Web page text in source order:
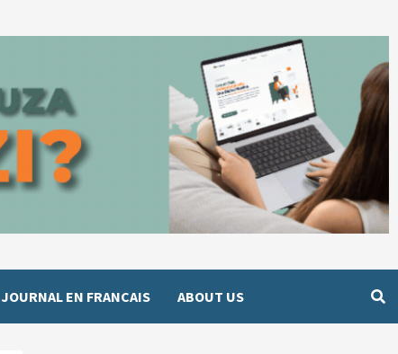
JOURNAL EN FRANCAIS ABOUT US